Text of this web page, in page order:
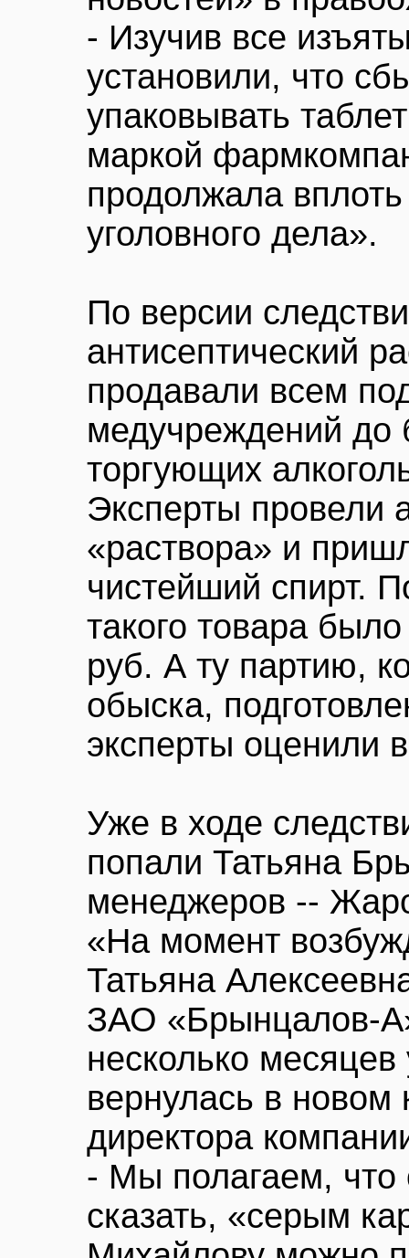
- Изучив все
установили, что
упаковывать
маркой
продолжала
уголовного дела».
По версии
антисептический
продавали всем
медучреждений до
торгующих
Эксперты провели
«раствора» и
чистейший спирт.
такого товара
руб. А ту партию,
обыска,
эксперты оценили
Уже в ходе
попали Татьяна
менеджеров --
«На момент
Татьяна
ЗАО «Брынцалов-
несколько
вернулась в новом
директора
- Мы полагаем,
сказать, «серым